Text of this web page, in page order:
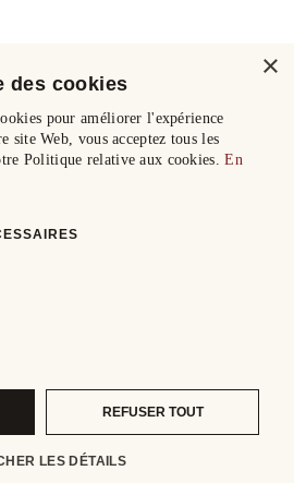
×
des cookies
pour améliorer l'expérience
Web, vous acceptez tous les
Politique relative aux cookies.En
REFUSER TOUT
LES DÉTAILS